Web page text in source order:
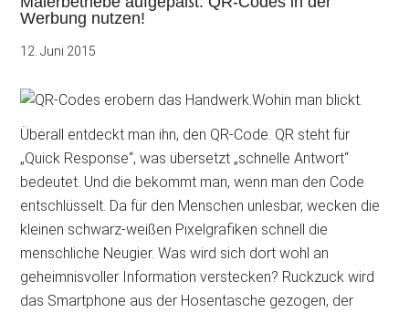
Werbung nutzen!
12. Juni 2015
Wohin man blickt.
Überall entdeckt man ihn, den QR-Code. QR steht für
„Quick Response“, was übersetzt „schnelle Antwort“
bedeutet. Und die bekommt man, wenn man den Code
entschlüsselt. Da für den Menschen unlesbar, wecken die
kleinen schwarz-weißen Pixelgrafiken schnell die
menschliche Neugier. Was wird sich dort wohl an
geheimnisvoller Information verstecken? Ruckzuck wird
das Smartphone aus der Hosentasche gezogen, der